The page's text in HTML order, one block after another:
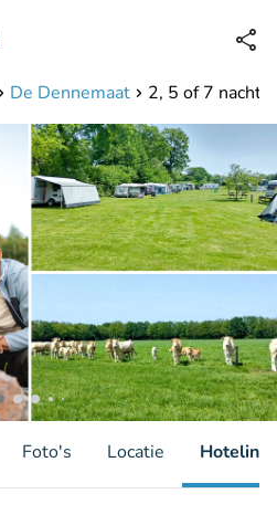
Bereikbaar tot 23:00 uur
De Dennemaat 2, 5 of 7
Foto's Locatie Hotelinfo